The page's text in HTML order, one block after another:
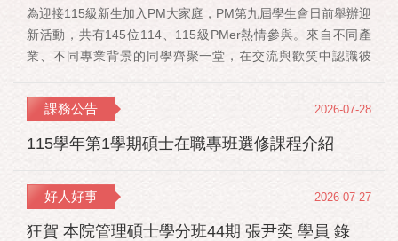
為迎接115級新生加入PM大家庭，PM第九屆學生會日前舉辦迎
新活動，共有145位114、115級PMer熱情參與。來自不同產
業、不同專業背景的同學齊聚一堂，在交流與歡笑中認識彼
謝郭佳瑋院長、PMBA孔令傑主任及PMBM何佳安主任蒞臨現
場，給予115 級新生勉勵與祝福；PMLBA謝煜偉主任雖人在國
外進修，也特別捎來祝福，為即將...
課務公告
115學年第1學期碩士在職專班選修課程介紹
2026-07-28
好人好事
狂賀 本院管理碩士學分班44期 張尹奕 學員 錄
2026-07-27